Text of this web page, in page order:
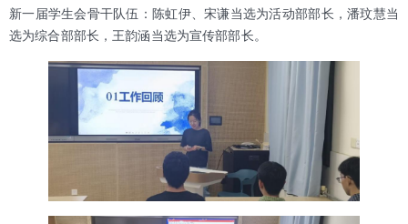
新一届学生会骨干队伍：陈虹伊、宋谦当选为活动部部长，潘玟慧当
选为综合部部长，王韵涵当选为宣传部部长。